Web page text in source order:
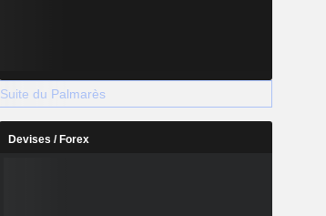
Suite du Palmarès
Devises / Forex